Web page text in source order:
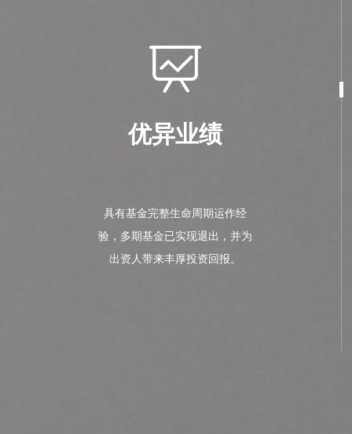
优异业绩
具有基金完整生命周期运作经
验，多期基金已实现退出，并为
出资人带来丰厚投资回报。